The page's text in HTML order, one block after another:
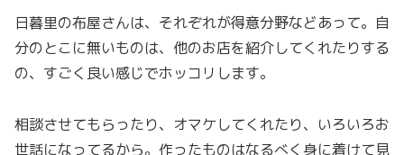
日暮里の布屋さんは、それぞれが得意分野などあって。自
分のとこに無いものは、他のお店を紹介してくれたりする
の、すごく良い感じでホッコリします。
相談させてもらったり、オマケしてくれたり、いろいろお
世話になってるから。作ったものはなるべく身に着けて見